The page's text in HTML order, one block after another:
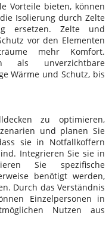
Vorteile bieten, können
Isolierung durch Zelte
ersetzen. Zelte und
vor den Elementen
mehr Komfort.
als unverzichtbare
Wärme und Schutz, bis
zu optimieren,
und planen Sie
sie in Notfallkoffern
Integrieren Sie sie in
Sie spezifische
benötigt werden,
Durch das Verständnis
Einzelpersonen in
Nutzen aus